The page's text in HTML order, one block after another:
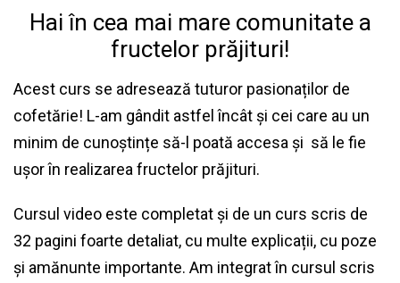
Hai în cea mai mare comunitate a
fructelor prăjituri!
Acest curs se adresează tuturor pasionaților de
cofetărie! L-am gândit astfel încât și cei care au un
minim de cunoștințe să-l poată accesa și să le fie
ușor în realizarea fructelor prăjituri.
Cursul video este completat și de un curs scris de
32 pagini foarte detaliat, cu multe explicații, cu poze
și amănunte importante. Am integrat în cursul scris